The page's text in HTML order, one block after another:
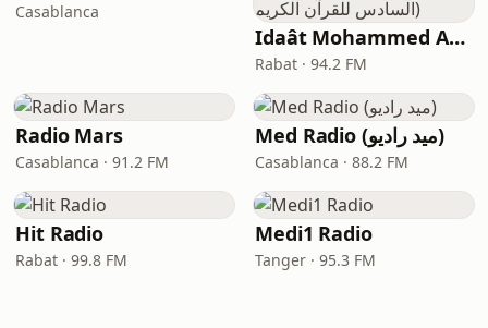
Casablanca
Idaât Mohammed Assadiss (إذاعة محمد السادس للقرآن الكريم)
Rabat · 94.2 FM
Radio Mars
Casablanca · 91.2 FM
Med Radio (ميد راديو)
Casablanca · 88.2 FM
Hit Radio
Rabat · 99.8 FM
Medi1 Radio
Tanger · 95.3 FM